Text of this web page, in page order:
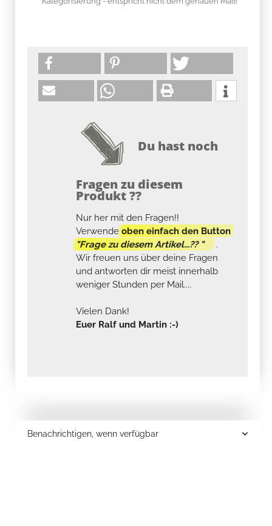
Du hast noch
Fragen zu diesem
Produkt ??
Nur her mit den Fragen!!
Verwendeoben einfach den Button
"Frage zu diesem Artikel...?? "
.
Wir freuen uns über deine Fragen
und antworten dir meist innerhalb
weniger Stunden per Mail....
Vielen Dank!
Euer Ralf und Martin :-)
Benachrichtigen, wenn verfügbar